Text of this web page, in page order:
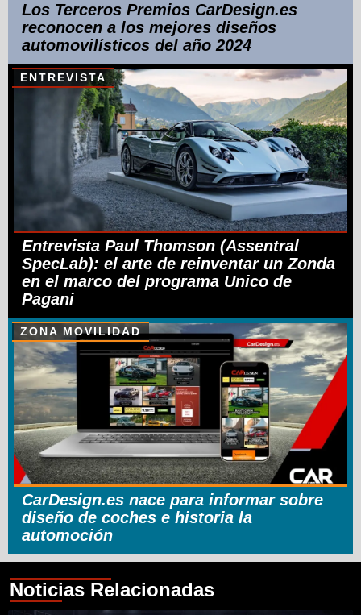
Los Terceros Premios CarDesign.es
reconocen a los mejores diseños
automovilísticos del año 2024
ENTREVISTA
Entrevista Paul Thomson (Assentral
SpecLab): el arte de reinventar un Zonda
en el marco del programa Unico de
Pagani
ZONA MOVILIDAD
CarDesign.es nace para informar sobre
diseño de coches e historia la
automoción
Noticias Relacionadas